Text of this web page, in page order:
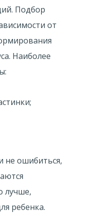
Подбор
от
Наиболее
не ошибиться,
лучше,
ребенка.